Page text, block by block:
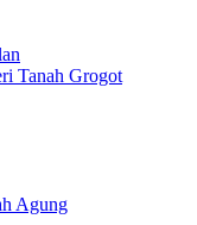
Tanah Grogot
Agung